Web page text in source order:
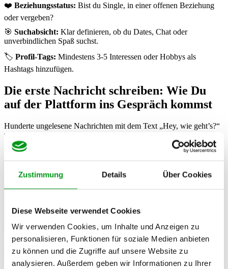
Zustimmung Details Über Cookies
Diese Webseite verwendet Cookies
Wir verwenden Cookies, um Inhalte und Anzeigen zu
personalisieren, Funktionen für soziale Medien anbieten
zu können und die Zugriffe auf unsere Website zu
analysieren. Außerdem geben wir Informationen zu Ihrer
❤️ Beziehungsstatus: Bist du Single, in einer offenen Beziehung
oder vergeben?
🎯 Suchabsicht: Klar definieren, ob du Dates, Chat oder
unverbindlichen Spaß suchst.
🏷️ Profil-Tags: Mindestens 3-5 Interessen oder Hobbys als
Hashtags hinzufügen.
Die erste Nachricht schreiben: Wie Du
auf der Plattform ins Gespräch kommst
Hunderte ungelesene Nachrichten mit dem Text „Hey, wie geht’s?“
verstopfen täglich die Postfächer bei Romeo. Wenn du aus der
Masse herausstechen willst, musst du dir etwas einfallen lassen.
Schau dir das Profil deines Gegenübers genau an. Ein
individueller
Aufhängerzeigt, dass du echtes Interesse hast und nicht nur per
Copy-Paste alle Männer im Umkreis anschreibst.
Der beste Aufhänger liegt oft direkt vor dir: Beziehe dich in
Profiltext oder auf den Hintergrund seines Fotos.
– Die Datingleben-Redaktion
Das baut direkt eine Verbindung auf und hebt dich sofort von der
Flut an langweiligen Standard-Nachrichten ab.